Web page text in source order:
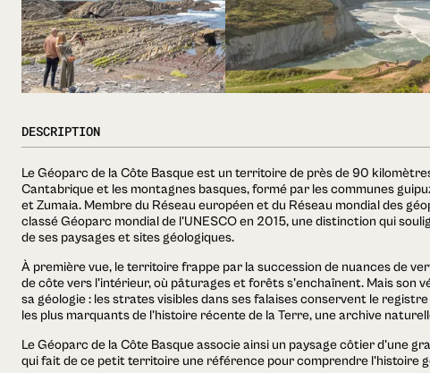
DESCRIPTION
Le Géoparc de la Côte Basque est un territoire de près de 90
Cantabrique et les montagnes basques, formé par les communes
et Zumaia. Membre du Réseau européen et du Réseau mondial des
classé Géoparc mondial de l'UNESCO en 2015, une distinction qui
de ses paysages et sites géologiques.
À première vue, le territoire frappe par la succession de nuances de
de côte vers l'intérieur, où pâturages et forêts s'enchaînent. Mais son
sa géologie : les strates visibles dans ses falaises conservent le
les plus marquants de l'histoire récente de la Terre, une archive
Le Géoparc de la Côte Basque associe ainsi un paysage côtier d'une
qui fait de ce petit territoire une référence pour comprendre l'histoire